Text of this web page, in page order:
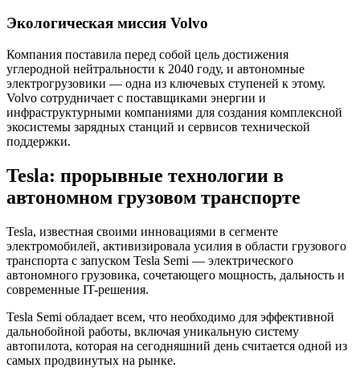
Экологическая миссия Volvo
Компания поставила перед собой цель достижения
углеродной нейтральности к 2040 году, и автономные
электрогрузовики — одна из ключевых ступеней к этому.
Volvo сотрудничает с поставщиками энергии и
инфраструктурными компаниями для создания комплексной
экосистемы зарядных станций и сервисов технической
поддержки.
Tesla: прорывные технологии в
автономном грузовом транспорте
Tesla, известная своими инновациями в сегменте
электромобилей, активизировала усилия в области грузового
транспорта с запуском Tesla Semi — электрического
автономного грузовика, сочетающего мощность, дальность и
современные IT-решения.
Tesla Semi обладает всем, что необходимо для эффективной
дальнобойной работы, включая уникальную систему
автопилота, которая на сегодняшний день считается одной из
самых продвинутых на рынке.